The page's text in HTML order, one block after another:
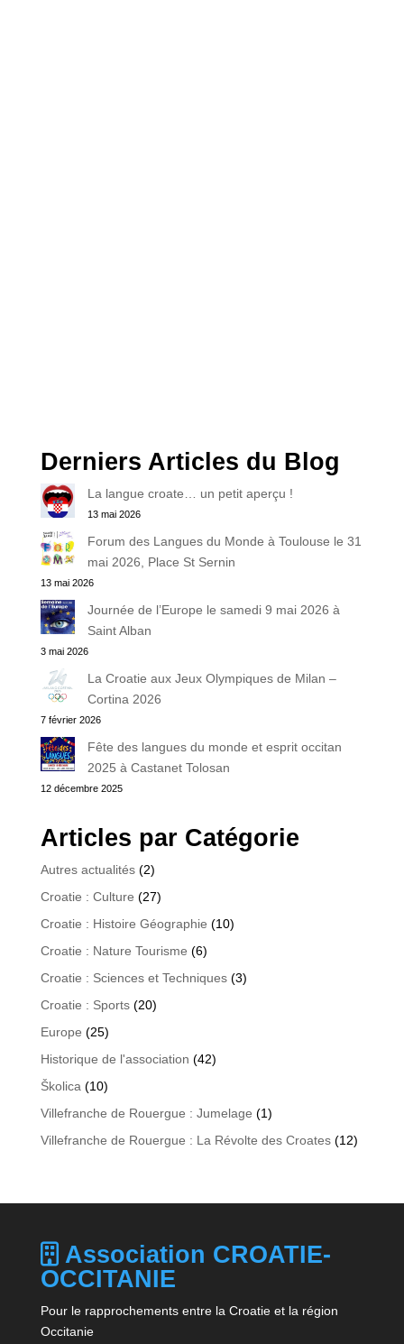
Derniers Articles du Blog
La langue croate… un petit aperçu !
13 mai 2026
Forum des Langues du Monde à Toulouse le 31
mai 2026, Place St Sernin
13 mai 2026
Journée de l’Europe le samedi 9 mai 2026 à
Saint Alban
3 mai 2026
La Croatie aux Jeux Olympiques de Milan –
Cortina 2026
7 février 2026
Fête des langues du monde et esprit occitan
2025 à Castanet Tolosan
12 décembre 2025
Articles par Catégorie
Autres actualités(2)
Croatie : Culture (27)
Croatie : Histoire Géographie (10)
Croatie : Nature Tourisme (6)
Croatie : Sciences et Techniques(3)
Croatie : Sports(20)
Europe (25)
Historique de l'association (42)
Školica (10)
Villefranche de Rouergue : Jumelage (1)
Villefranche de Rouergue : La Révolte des Croates(12)
Association CROATIE-
OCCITANIE
Pour le rapprochements entre la Croatie et la région
Occitanie